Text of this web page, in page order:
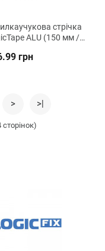
стрічка
ALU (150 мм / 3
грн
> >|